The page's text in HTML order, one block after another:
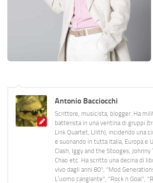
Antonio Bacciocchi
Scrittore, musicista, blogger. Ha
batterista in una ventina di gruppi
Link Quartet, Lilith), incidendo una
e suonando in tutta Italia, Europa e
Clash, Iggy and the Stooges, Johnny
Chao etc. Ha scritto una decina di
vivo dagli anni 80", "Mod
L’uomo cangiante", "Rock n Goal",